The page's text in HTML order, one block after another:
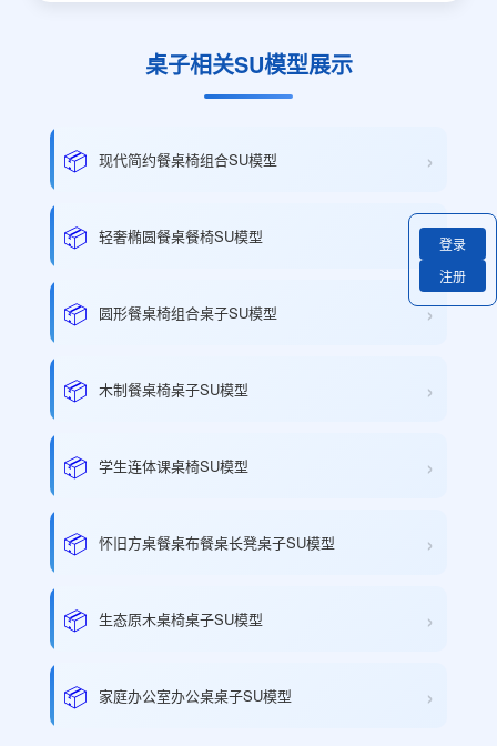
桌子相关SU模型展示
📦 现代简约餐桌椅组合SU模型 ›
📦 轻奢椭圆餐桌餐椅SU模型 ›
📦 圆形餐桌椅组合桌子SU模型 ›
📦 木制餐桌椅桌子SU模型 ›
📦 学生连体课桌椅SU模型 ›
📦 怀旧方桌餐桌布餐桌长凳桌子SU模型 ›
📦 生态原木桌椅桌子SU模型 ›
📦 家庭办公室办公桌桌子SU模型 ›
登录
注册